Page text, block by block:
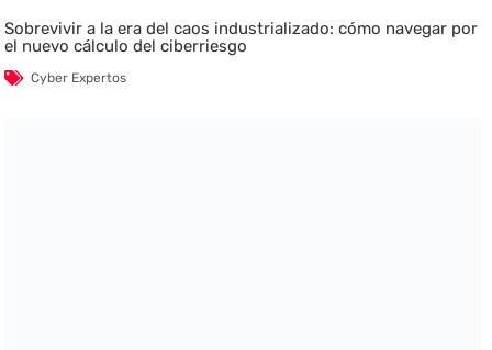
Sobrevivir a la era del caos industrializado: cómo navegar por
el nuevo cálculo del ciberriesgo
Cyber Expertos